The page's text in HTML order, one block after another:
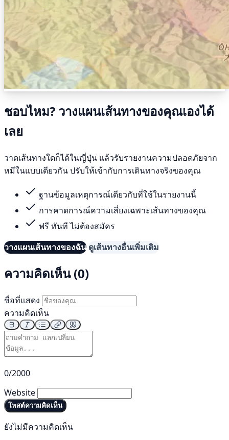
ชอบไหม? วางแผนเส้นทางของคุณเองได้
เลย
วาดเส้นทางใดก็ได้ในญี่ปุ่น แล้วรับรายงานความปลอดภัยจาก
หมีในแบบเดียวกัน ปรับให้เข้ากับการเดินทางจริงของคุณ
ฐานข้อมูลเหตุการณ์เดียวกับที่ใช้ในรายงานนี้
การคาดการณ์ความเสี่ยงเฉพาะเส้นทางของคุณ
ฟรี ทันที ไม่ต้องสมัคร
วางแผนเส้นทางของฉัน ดูเส้นทางอื่นเพิ่มเติม
ความคิดเห็น (0)
ชื่อที่แสดง
ความคิดเห็น
0/2000
Website
โพสต์ความคิดเห็น
ยังไม่มีความคิดเห็น